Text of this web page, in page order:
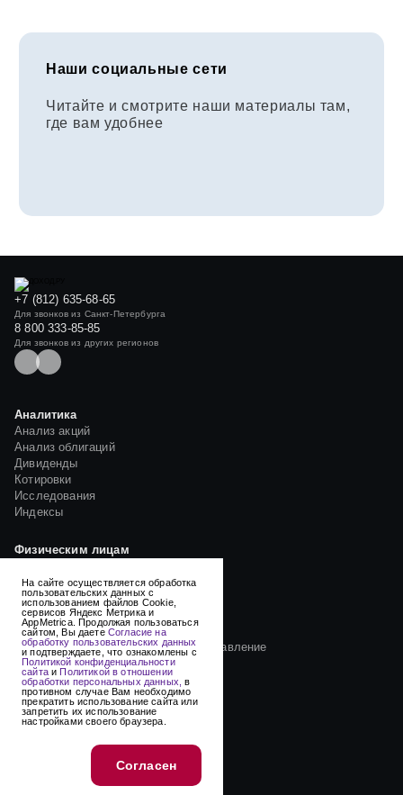
Наши социальные сети
Читайте и смотрите наши материалы там,
где вам удобнее
+7 (812) 635-68-65
Для звонков из Санкт-Петербурга
8 800 333-85-85
Для звонков из других регионов
Аналитика
Анализ акций
Анализ облигаций
Дивиденды
Котировки
Исследования
Индексы
Физическим лицам
Биржевые паевые фонды
Семейные фонды
Детский портфель
Пенсионные накопления
Индивидуальное доверительное управление
Блог
Юридическим лицам
Создание ЗПИФ
Саморегулируемым организациям
Сервис-центр для НПФ
На сайте осуществляется обработка
пользовательских данных с
использованием файлов Cookie,
сервисов Яндекс Метрика и
AppMetrica. Продолжая пользоваться
сайтом, Вы даете Согласие на
обработку пользовательских данных
и подтверждаете, что ознакомлены с
Политикой конфиденциальности
сайтаиПолитикой в отношении
обработки персональных данных, в
противном случае Вам необходимо
прекратить использование сайта или
запретить их использование
настройками своего браузера.
Согласен